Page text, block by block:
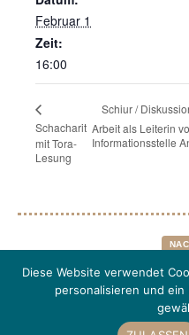
Februar 1
Zeit:
16:00
Schacharit
mit Tora-
Lesung
Schiur /
Arbeit als Leiterin
Informationsstelle
© 2026EGALITÄRER MINJAN
Diese Website verwendet
personalisieren und